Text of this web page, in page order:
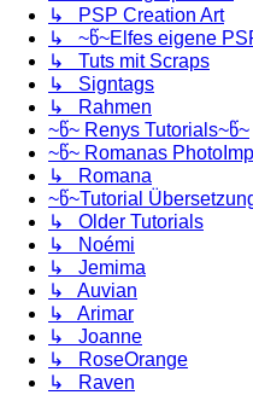
↳ PSP Creation Art
↳ ~წ~Elfes eigene
↳ Tuts mit Scraps
↳ Signtags
↳ Rahmen
~წ~ Renys Tutorials~წ~
~წ~ Romanas
↳ Romana
~წ~Tutorial
↳ Older Tutorials
↳ Noémi
↳ Jemima
↳ Auvian
↳ Arimar
↳ Joanne
↳ RoseOrange
↳ Raven